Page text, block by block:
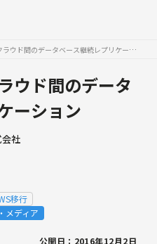
オンプレミス・クラウド間のデータベース継続レプリケーション
ウド間のデータ
ーション
社
移行
メディア
公開日：2016年12月2日